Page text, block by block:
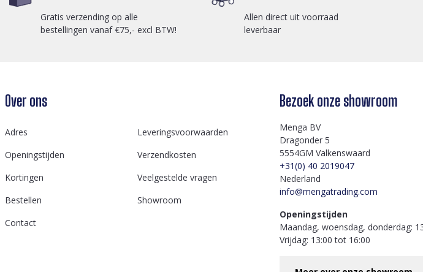
Gratis verzending op alle
bestellingen vanaf €75,- excl BTW!
Allen direct uit voorraad
leverbaar
Over ons
Adres
Leveringsvoorwaarden
Openingstijden
Verzendkosten
Kortingen
Veelgestelde vragen
Bestellen
Showroom
Contact
Bezoek onze showroom
Menga BV
Dragonder 5
5554GM Valkenswaard
+31(0) 40 2019047
Nederland
info@mengatrading.com
Openingstijden
Maandag, woensdag, donderdag:
Vrijdag: 13:00 tot 16:00